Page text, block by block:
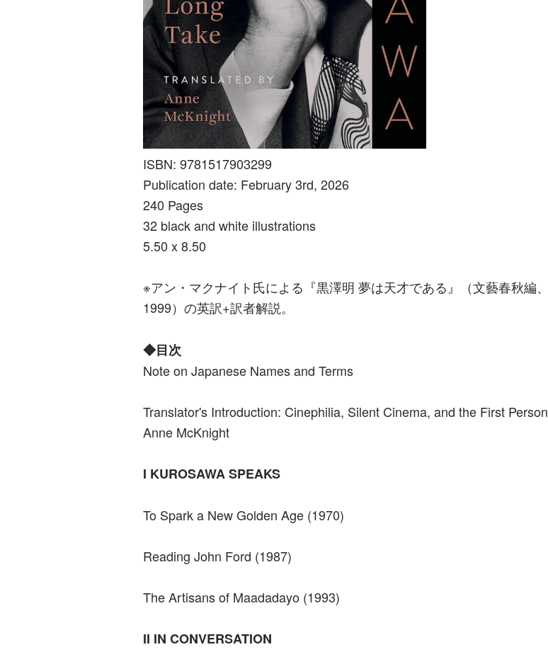
ISBN: 9781517903299
Publication date: February 3rd, 2026
240 Pages
32 black and white illustrations
5.50 x 8.50
※アン・マクナイト氏による『黒澤明 夢は天才である』（文藝春秋編、
1999）の英訳+訳者解説。
◆目次
Note on Japanese Names and Terms
Translator's Introduction: Cinephilia, Silent Cinema, and the First Person
Anne McKnight
I KUROSAWA SPEAKS
To Spark a New Golden Age (1970)
Reading John Ford (1987)
The Artisans of Maadadayo (1993)
II IN CONVERSATION